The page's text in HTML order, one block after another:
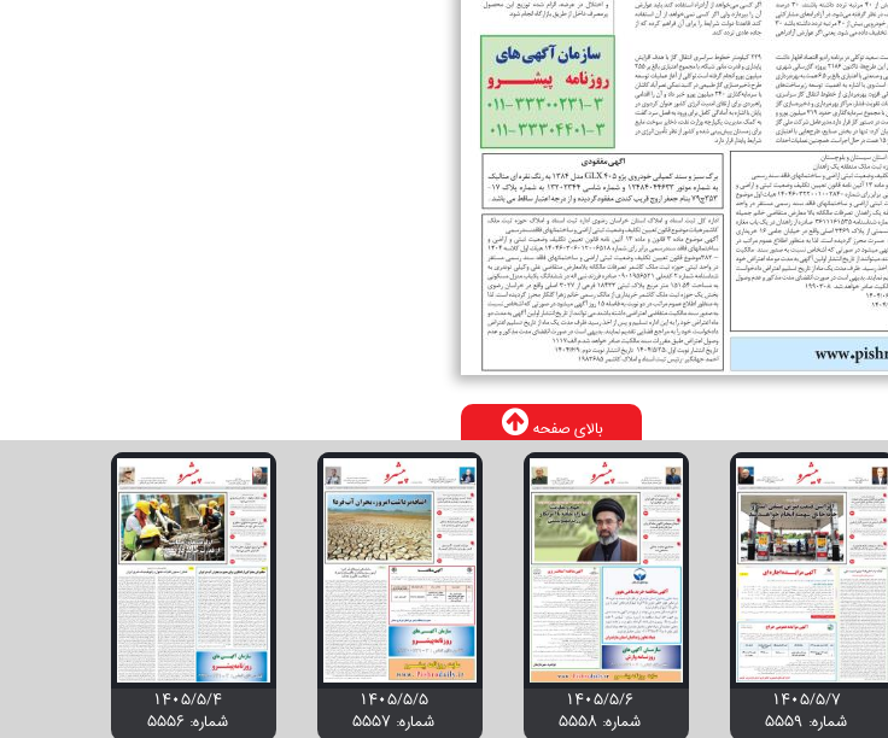
بالای صفحه
۱۴۰۵/۵/۷
شماره: 5559
۱۴۰۵/۵/۶
شماره: 5558
۱۴۰۵/۵/۵
شماره: 5557
۱۴۰۵/۵/۴
شماره: 5556